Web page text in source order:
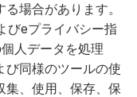
場合があります。
びeプライバシー指
人データを処理
び同様のツールの使
集、使用、保存、保